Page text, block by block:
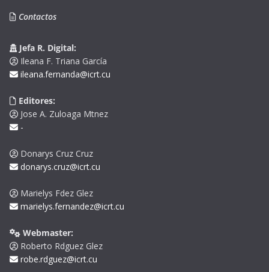
Contactos
Jefa R. Digital:
Ileana F. Triana García
ileana.fernanda@icrt.cu
Editores:
Jose A. Zuloaga Mtnez
-
Donarys Cruz Cruz
donarys.cruz@icrt.cu
Marielys Fdez Glez
marielys.fernandez@icrt.cu
Webmaster:
Roberto Rdguez Glez
robe.rdguez@icrt.cu